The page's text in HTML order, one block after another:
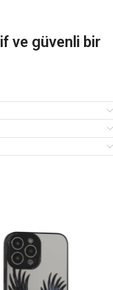
ve güvenli bir